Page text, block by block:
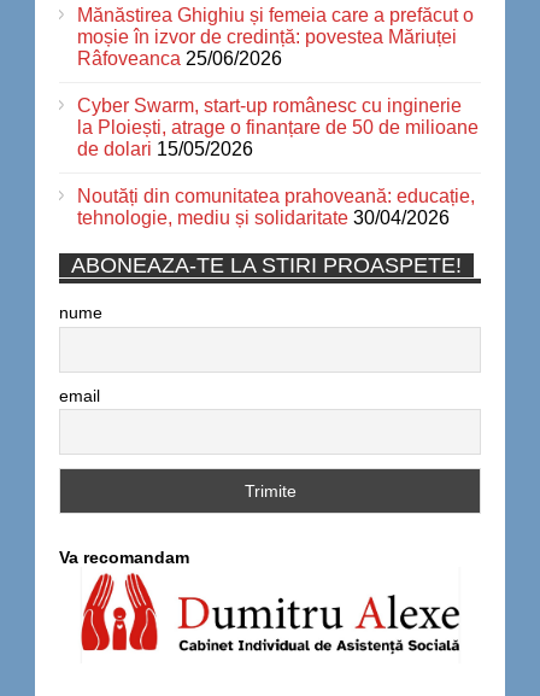
Mănăstirea Ghighiu și femeia care a prefăcut o
moșie în izvor de credință: povestea Măriuței
Râfoveanca 25/06/2026
Cyber Swarm, start-up românesc cu inginerie
la Ploiești, atrage o finanțare de 50 de milioane
de dolari 15/05/2026
Noutăți din comunitatea prahoveană: educație,
tehnologie, mediu și solidaritate 30/04/2026
ABONEAZA-TE LA STIRI PROASPETE!
nume
email
Va recomandam